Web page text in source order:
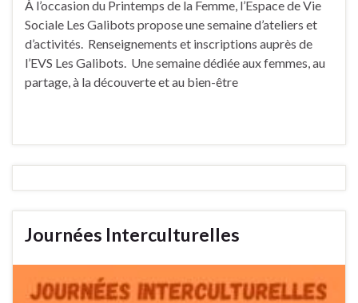
À l’occasion du Printemps de la Femme, l’Espace de Vie
Sociale Les Galibots propose une semaine d’ateliers et
d’activités. Renseignements et inscriptions auprès de
l’EVS Les Galibots. Une semaine dédiée aux femmes, au
partage, à la découverte et au bien-être
Journées Interculturelles